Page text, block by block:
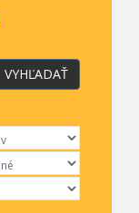
VYHĽADAŤ